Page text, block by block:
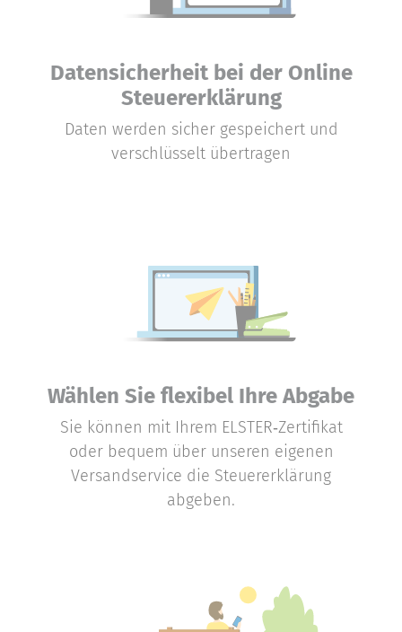
Datensicherheit bei der Online
Steuererklärung
Daten werden sicher gespeichert und
verschlüsselt übertragen
Wählen Sie flexibel Ihre Abgabe
Sie können mit Ihrem ELSTER‑Zertifikat
oder bequem über unseren eigenen
Versandservice die Steuererklärung
abgeben.